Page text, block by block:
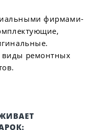
фирмами-
виды ремонтных